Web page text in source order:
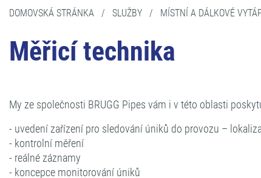
DOMOVSKÁ STRÁNKA / SLUŽBY / MÍSTNÍ A DÁLKOVÉ
Měřicí technika
My ze společnosti BRUGG Pipes vám i v této oblasti
- uvedení zařízení pro sledování úniků do provozu –
- kontrolní měření
- reálné záznamy
- koncepce monitorování úniků